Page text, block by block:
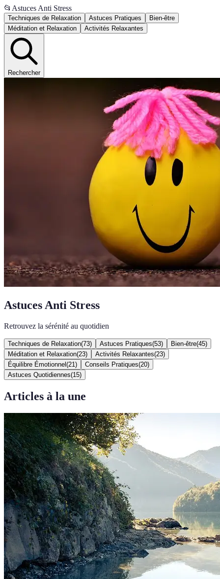
📂 Astuces Anti Stress
Techniques de Relaxation Astuces Pratiques
Bien-être
Méditation et Relaxation
Activités Relaxantes
Rechercher
Astuces Anti Stress
Retrouvez la sérénité au quotidien
Techniques de Relaxation(73) Astuces Pratiques(53) Bien-être(45)
Méditation et Relaxation(23) Activités Relaxantes(23)
Équilibre Émotionnel (21 ) Conseils Pratiques(20)
Astuces Quotidiennes(15)
Articles à la une